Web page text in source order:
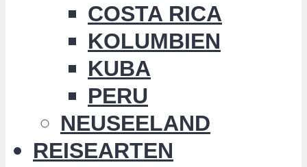
COSTA RICA
KOLUMBIEN
KUBA
PERU
NEUSEELAND
REISEARTEN